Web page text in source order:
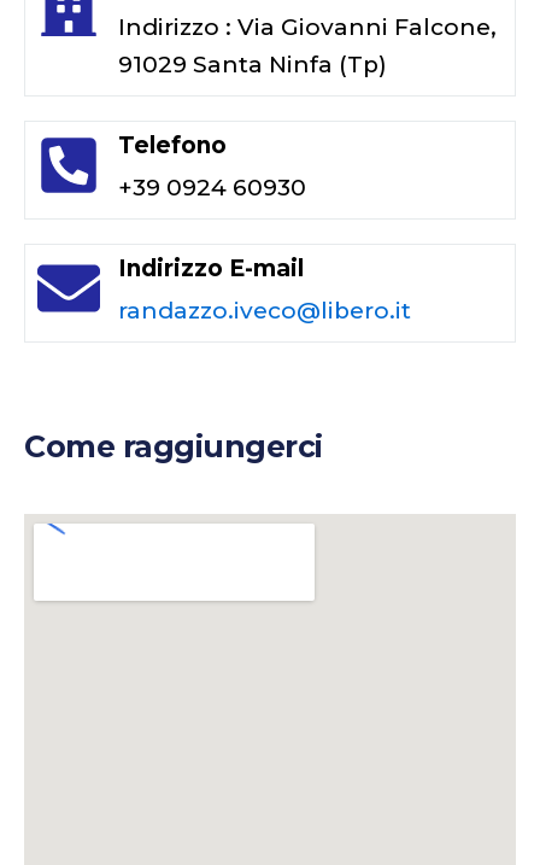
Indirizzo : Via Giovanni Falcone,
91029 Santa Ninfa (Tp)
Telefono
+39 0924 60930
Indirizzo E-mail
randazzo.iveco@libero.it
Come raggiungerci